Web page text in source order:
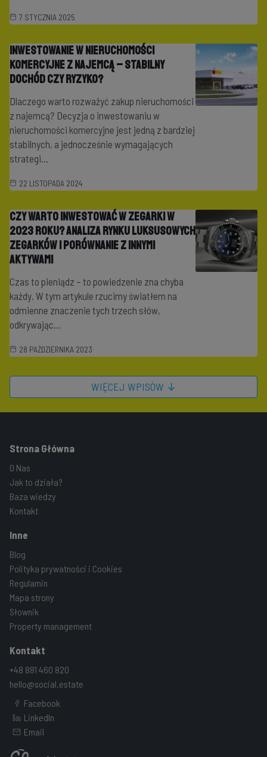
7 STYCZNIA 2025
Inwestowanie w nieruchomości
komercyjne z najemcą – stabilny
dochód czy ryzyko?
Dlaczego warto rozważyć zakup nieruchomości
z najemcą? Decyzja o inwestowaniu w
nieruchomości komercyjne jest jedną z bardziej
stabilnych, a jednocześnie wymagających
strategi...
22 LISTOPADA 2024
Czy warto inwestować w zegarki w
2023 roku? Analiza rynku luksusowych
zegarków i porównanie z innymi
aktywami
Czas to pieniądz – to powiedzenie zna chyba
każdy. W tym artykule rzucimy światłem na
odmienne znaczenie tych trzech słów,
odkrywając...
28 PAŹDZIERNIKA 2023
WIĘCEJ WPISÓW ↓
Strona Główna
O Nas
Jak to działa?
Baza wiedzy
Kontakt
Inne
Blog
Polityka prywatności i Cookies
Regulamin
Mapa strony
Słownik
Property management
Kontakt
+48 881 460 820
hello@social.estate
Facebook
LinkedIn
Email